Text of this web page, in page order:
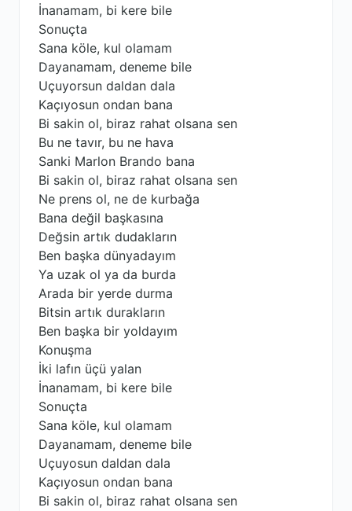
İnanamam, bi kere bile
Sonuçta
Sana köle, kul olamam
Dayanamam, deneme bile
Uçuyorsun daldan dala
Kaçıyosun ondan bana
Bi sakin ol, biraz rahat olsana sen
Bu ne tavır, bu ne hava
Sanki Marlon Brando bana
Bi sakin ol, biraz rahat olsana sen
Ne prens ol, ne de kurbağa
Bana değil başkasına
Değsin artık dudakların
Ben başka dünyadayım
Ya uzak ol ya da burda
Arada bir yerde durma
Bitsin artık durakların
Ben başka bir yoldayım
Konuşma
İki lafın üçü yalan
İnanamam, bi kere bile
Sonuçta
Sana köle, kul olamam
Dayanamam, deneme bile
Uçuyosun daldan dala
Kaçıyosun ondan bana
Bi sakin ol, biraz rahat olsana sen